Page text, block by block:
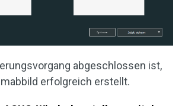
abgeschlossen ist,
erfolgreich erstellt.